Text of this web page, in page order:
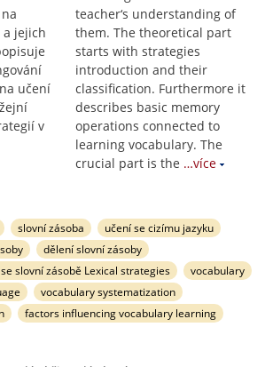
jejich
učení
v
teacher‘s understanding of
them. The theoretical part
starts with strategies
introduction and their
classification. Furthermore it
describes basic memory
operations connected to
learning vocabulary. The
crucial part is the …více
slovní zásoba
učení se cizímu jazyku
dělení slovní zásoby
slovní zásobě Lexical strategies
vocabulary
vocabulary systematization
factors influencing vocabulary learning